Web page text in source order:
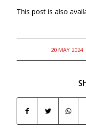
This post is also
20 MAY 2024
/